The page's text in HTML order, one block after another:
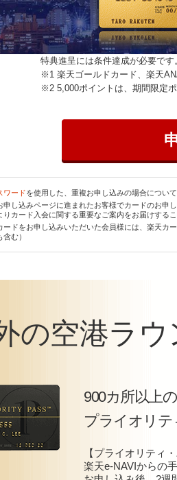
特典進呈には条件達成が必要です
※1 楽天ゴールドカード、楽天
※2 5,000ポイントは、期間限定
ワードを使用した、重複お申し込みの場合につい
申し込みページに進まれたお客様でカードのお
りカード入会に関する重要なご案内をお届けする
ードをお申し込みいただいた会員様には、楽天カ
む）
の空港ラウ
900カ所以上
プライオリテ
【プライオリティ
楽天e-NAVIからの